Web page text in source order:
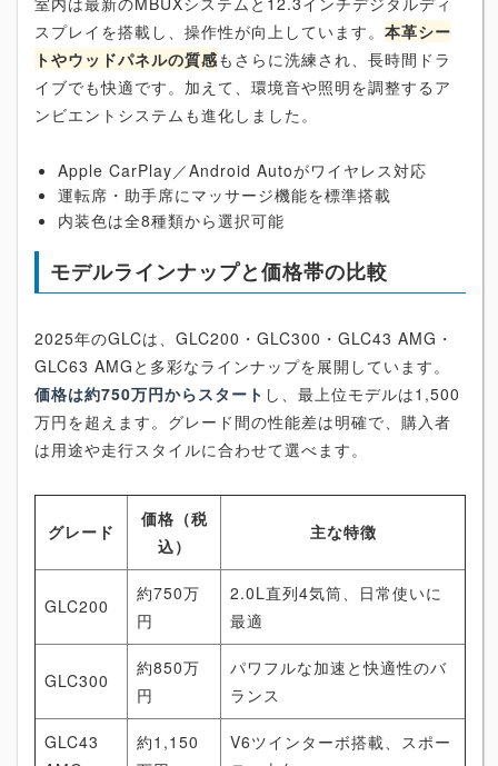
スプレイを搭載し、操作性が向上しています。 本革シー
トやウッドパネルの質感もさらに洗練され、長時間ドラ
イブでも快適です。加えて、環境音や照明を調整するア
ンビエントシステムも進化しました。
Apple CarPlay／Android Autoがワイヤレス対応
運転席・助手席にマッサージ機能を標準搭載
内装色は全8種類から選択可能
モデルラインナップと価格帯の比較
2025年のGLCは、GLC200・GLC300・GLC43 AMG・
GLC63 AMGと多彩なラインナップを展開しています。
価格は約750万円からスタート し、最上位モデルは1,500
万円を超えます。グレード間の性能差は明確で、購入者
は用途や走行スタイルに合わせて選べます。
グレード
価格（税
込）
主な特徴
GLC200
約750万
円
2.0L直列4気筒、日常使いに
最適
GLC300
約850万
円
パワフルな加速と快適性のバ
ランス
GLC43
約1,150
V6ツインターボ搭載、スポー